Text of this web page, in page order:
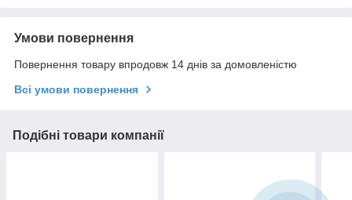
Умови повернення
Повернення товару впродовж 14 днів за домовленістю
Всі умови повернення
Подібні товари компанії